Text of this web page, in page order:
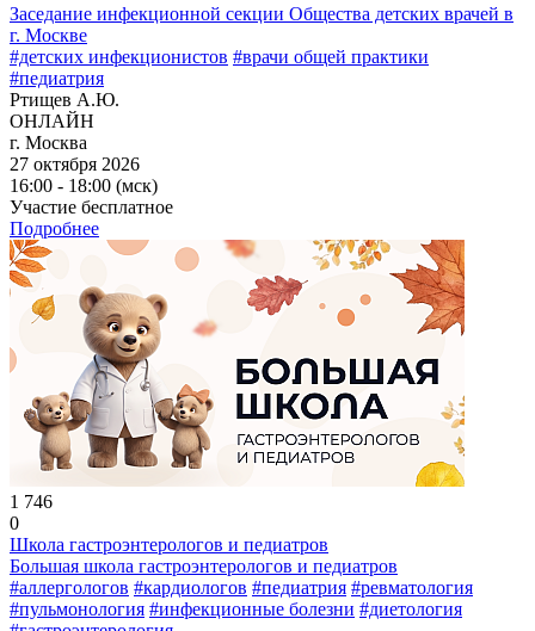
Заседание инфекционной секции Общества детских врачей в
г. Москве
#детских инфекционистов #врачи общей практики
#педиатрия
Ртищев А.Ю.
ОНЛАЙН
г. Москва
27 октября 2026
16:00 - 18:00 (мск)
Участие бесплатное
Подробнее
1 746
0
Школа гастроэнтерологов и педиатров
Большая школа гастроэнтерологов и педиатров
#аллергологов #кардиологов #педиатрия #ревматология
#пульмонология #инфекционные болезни #диетология